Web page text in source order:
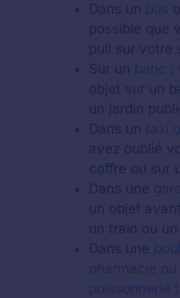
Dans un bus
possible que
pull sur votre
Sur un banc :
objet sur un
un jardin
Dans un taxi
avez oublié
coffre ou sur
Dans une
un objet
un train ou un
Dans une
pharmacie
poissonnerie